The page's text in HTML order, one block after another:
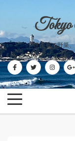
content
世田谷で野菜